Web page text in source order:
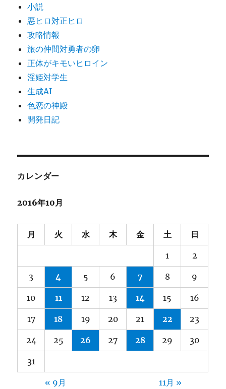
小説
悪ヒロ対正ヒロ
攻略情報
旅の仲間対勇者の卵
正体がキモいヒロイン
淫姫対学生
生成AI
色恋の神殿
開発日記
カレンダー
2016年10月
月 火 水 木 金 土 日
1 2
3 4 5 6 7 8 9
10 11 12 13 14 15 16
17 18 19 20 21 22 23
24 25 26 27 28 29 30
31
« 9月 11月 »